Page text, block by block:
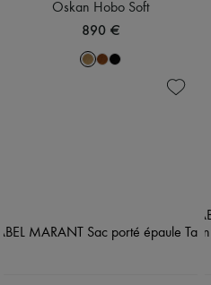
Oskan Hobo Soft
890 €